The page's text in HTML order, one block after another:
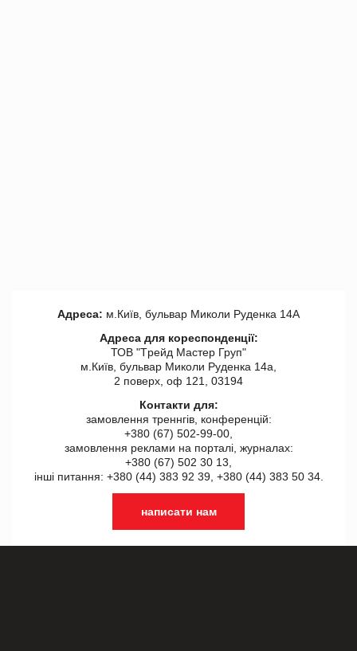
Адреса: м.Київ, бульвар Миколи Руденка 14А
Адреса для кореспонденції:
ТОВ "Tрейд Мастер Груп"
м.Київ, бульвар Миколи Руденка 14а,
2 поверх, оф 121, 03194
Контакти для:
замовлення треннгів, конференцій:
+380 (67) 502-99-00,
замовлення реклами на порталі, журналах:
+380 (67) 502 30 13,
інші питання: +380 (44) 383 92 39, +380 (44) 383 50 34.
написати нам